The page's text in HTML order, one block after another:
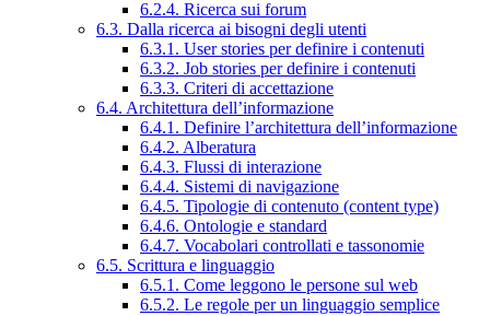
6.2.4. Ricerca sui forum
6.3. Dalla ricerca ai bisogni degli utenti
6.3.1. User stories per definire i contenuti
6.3.2. Job stories per definire i contenuti
6.3.3. Criteri di accettazione
6.4. Architettura dell’informazione
6.4.1. Definire l’architettura dell’informazione
6.4.2. Alberatura
6.4.3. Flussi di interazione
6.4.4. Sistemi di navigazione
6.4.5. Tipologie di contenuto (content type)
6.4.6. Ontologie e standard
6.4.7. Vocabolari controllati e tassonomie
6.5. Scrittura e linguaggio
6.5.1. Come leggono le persone sul web
6.5.2. Le regole per un linguaggio semplice